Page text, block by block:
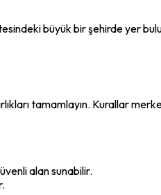
büyük bir şehirde yer
tamamlayın. Kurallar
alan sunabilir.